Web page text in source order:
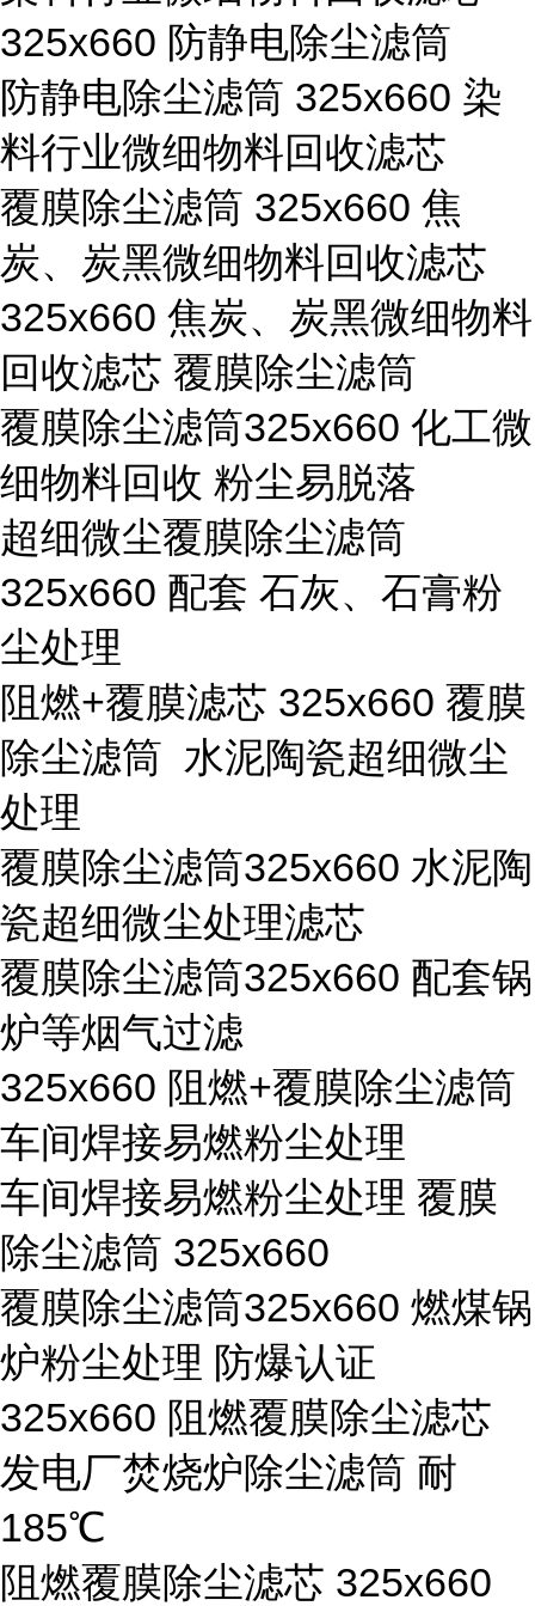
325x660 防静电除尘滤筒
防静电除尘滤筒 325x660 染
料行业微细物料回收滤芯
覆膜除尘滤筒 325x660 焦
炭、炭黑微细物料回收滤芯
325x660 焦炭、炭黑微细物料
回收滤芯 覆膜除尘滤筒
覆膜除尘滤筒325x660 化工微
细物料回收 粉尘易脱落
超细微尘覆膜除尘滤筒
325x660 配套 石灰、石膏粉
尘处理
阻燃+覆膜滤芯 325x660 覆膜
除尘滤筒 水泥陶瓷超细微尘
处理
覆膜除尘滤筒325x660 水泥陶
瓷超细微尘处理滤芯
覆膜除尘滤筒325x660 配套锅
炉等烟气过滤
325x660 阻燃+覆膜除尘滤筒
车间焊接易燃粉尘处理
车间焊接易燃粉尘处理 覆膜
除尘滤筒 325x660
覆膜除尘滤筒325x660 燃煤锅
炉粉尘处理 防爆认证
325x660 阻燃覆膜除尘滤芯
发电厂焚烧炉除尘滤筒 耐
185℃
阻燃覆膜除尘滤芯 325x660